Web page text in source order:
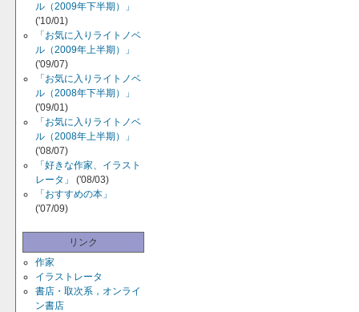
ル（2009年下半期）」
('10/01)
「お気に入りライトノベ
ル（2009年上半期）」
('09/07)
「お気に入りライトノベ
ル（2008年下半期）」
('09/01)
「お気に入りライトノベ
ル（2008年上半期）」
('08/07)
「好きな作家、イラスト
レータ」
('08/03)
「おすすめの本」
('07/09)
リンク
作家
イラストレータ
書店・取次系，オンライ
ン書店